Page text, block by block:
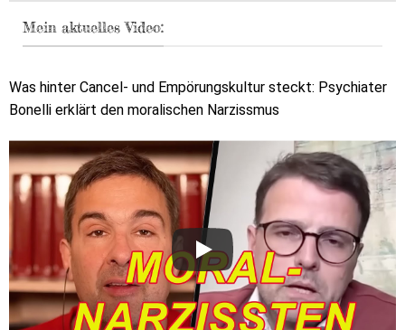
Mein aktuelles Video:
Was hinter Cancel- und Empörungskultur steckt: Psychiater
Bonelli erklärt den moralischen Narzissmus